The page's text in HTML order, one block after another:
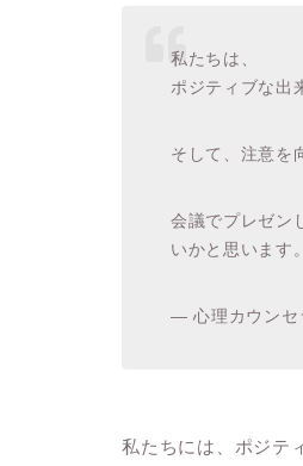
私たちは、
ポジティブな出
そして、注意を
会議でプレゼン
いかと思います。
— 心理カウンセ
私たちには、ポジテ